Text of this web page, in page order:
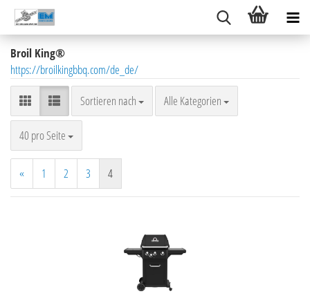
Broil King®
https://broilkingbbq.com/de_de/
Sortieren nach
Sortieren nach Alle Kategorien
40 pro Seite
pro Seite
« 1 2 3 4